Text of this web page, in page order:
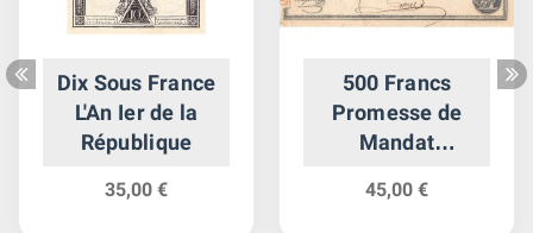
Dix Sous France
L'An Ier de la
République
35,00 €
500 Francs
Promesse de
Mandat
1796 Ass.62b
45,00 €